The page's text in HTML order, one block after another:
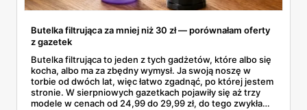
Butelka filtrująca za mniej niż 30 zł — porównałam oferty
z gazetek
Butelka filtrująca to jeden z tych gadżetów, które albo się
kocha, albo ma za zbędny wymysł. Ja swoją noszę w
torbie od dwóch lat, więc łatwo zgadnąć, po której jestem
stronie. W sierpniowych gazetkach pojawiły się aż trzy
modele w cenach od 24,99 do 29,99 zł, do tego zwykła